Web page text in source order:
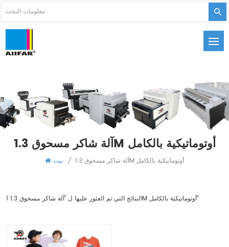
آلة شاكر مسحوق 1.3M أوتوماتيكية بالكامل
بيت / آلة شاكر مسحوق 1.3M أوتوماتيكية بالكامل
1 النتائج التي تم العثور عليها ل "آلة شاكر مسحوق 1.3M أوتوماتيكية بالكامل"